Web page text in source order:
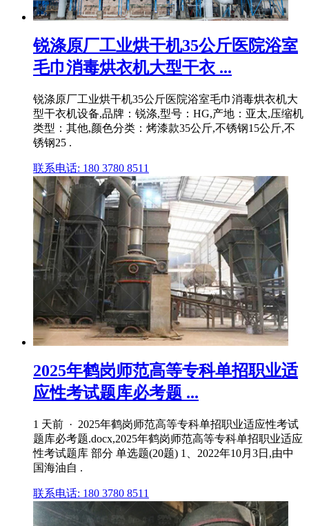
锐涤原厂工业烘干机35公斤医院浴室
毛巾消毒烘衣机大型干衣 ...
锐涤原厂工业烘干机35公斤医院浴室毛巾消毒烘衣机大
型干衣机设备,品牌：锐涤,型号：HG,产地：亚太,压缩机
类型：其他,颜色分类：烤漆款35公斤,不锈钢15公斤,不
锈钢25 .
联系电话: 180 3780 8511
2025年鹤岗师范高等专科单招职业适
应性考试题库必考题 ...
1 天前 · 2025年鹤岗师范高等专科单招职业适应性考试
题库必考题.docx,2025年鹤岗师范高等专科单招职业适应
性考试题库 部分 单选题(20题) 1、2022年10月3日,由中
国海油自 .
联系电话: 180 3780 8511